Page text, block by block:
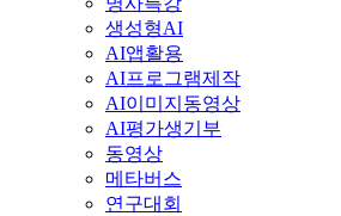
생성형AI
AI앱활용
AI프로그램제작
AI이미지동영상
AI평가생기부
동영상
메타버스
연구대회